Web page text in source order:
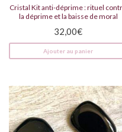
Cristal Kit anti-déprime : rituel
la déprime et la baisse de moral
32,00€
Ajouter au panier